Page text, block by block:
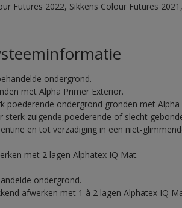
Futures 2022, Sikkens Colour Futures
ondergrond.
met Alpha Primer Exterior.
poederende ondergrond gronden met Alpha
sterk zuigende,poederende of slecht
en tot verzadiging in een niet-
met 2 lagen Alphatex IQ Mat.
ondergrond.
afwerken met 1 à 2 lagen Alphatex IQ